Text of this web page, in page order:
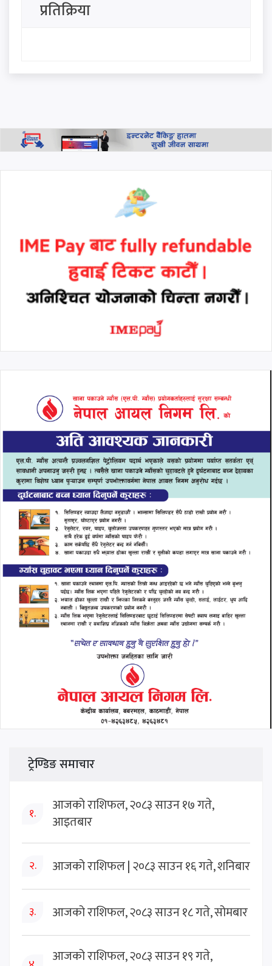
दाबी इरानद्वारा खारेज
थप हेर्नुहोस
प्रतिक्रिया
ट्रेण्डिङ समाचार
१.
आजको राशिफल, २०८३ साउन १७ गते,
आइतबार
२. आजको राशिफल | २०८३ साउन १६ गते, शनिबार
३. आजको राशिफल, २०८३ साउन १८ गते, सोमबार
आजको राशिफल, २०८३ साउन १९ गते,